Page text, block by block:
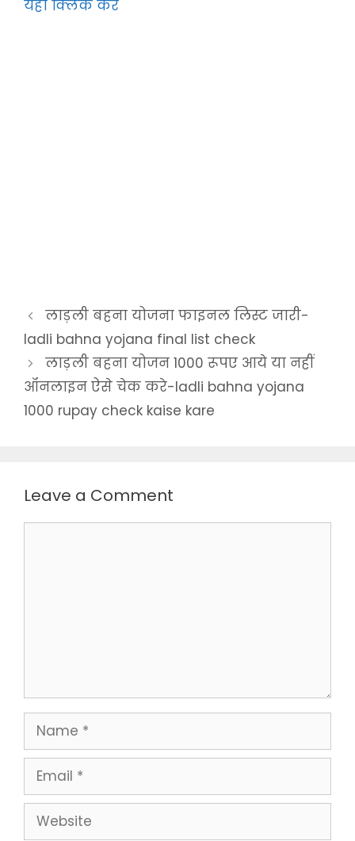
यहाँ क्लिक करे
लाड़ली बहना योजना फाइनल लिस्ट जारी-
ladli bahna yojana final list check
लाड़ली बहना योजन 1000 रूपए आये या नहीं
ऑनलाइन ऐसे चेक करे-ladli bahna yojana
1000 rupay check kaise kare
Leave a Comment
Name
Email
Website